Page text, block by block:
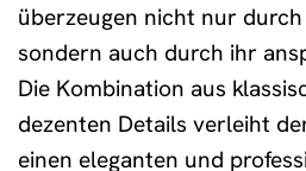
überzeugen nicht nur
sondern auch durch ihr
Die Kombination aus
dezenten Details verleiht
einen eleganten und